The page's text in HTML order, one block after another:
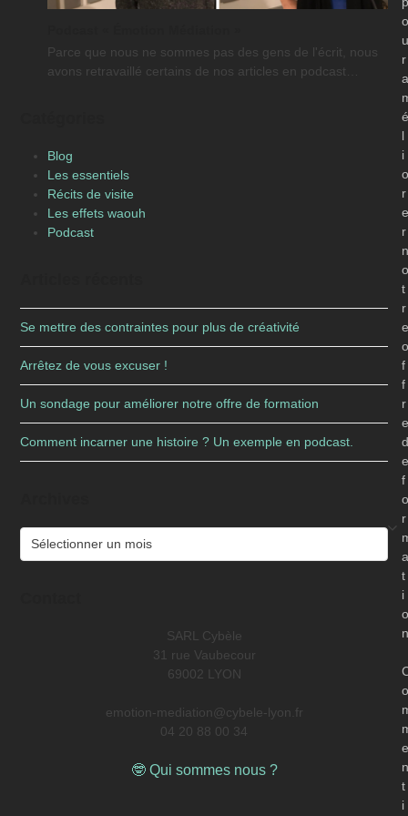
Parce que nous ne sommes pas des gens de l'écrit, nous
avons retravaillé certains de nos articles en podcast…
Blog
Les essentiels
Récits de visite
Les effets waouh
Podcast
Se mettre des contraintes pour plus de créativité
Arrêtez de vous excuser !
Un sondage pour améliorer notre offre de formation
Comment incarner une histoire ? Un exemple en podcast.
SARL Cybèle
31 rue Vaubecour
69002 LYON
emotion-mediation@cybele-lyon.fr
04 20 88 00 34
🤓 Qui sommes nous ?
o
u
r
a
é
l
i
o
r
e
r
n
o
t
r
e
o
f
f
r
e
d
e
f
o
r
a
t
i
o
n
o
e
n
t
i